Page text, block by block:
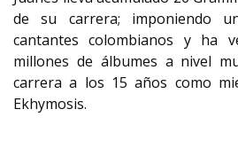
de su carrera; imponiendo
cantantes colombianos y ha
millones de álbumes a nivel
carrera a los 15 años como
Ekhymosis.